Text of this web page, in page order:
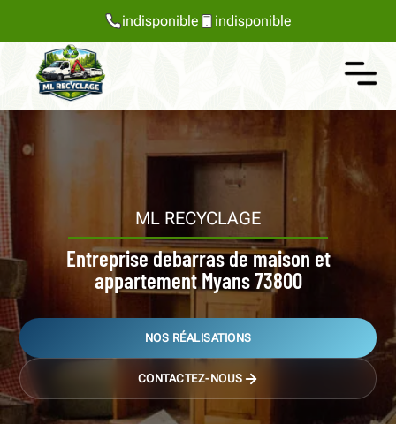
indisponible indisponible
ML RECYCLAGE
Entreprise debarras de maison et
appartement Myans 73800
NOS RÉALISATIONS
CONTACTEZ-NOUS